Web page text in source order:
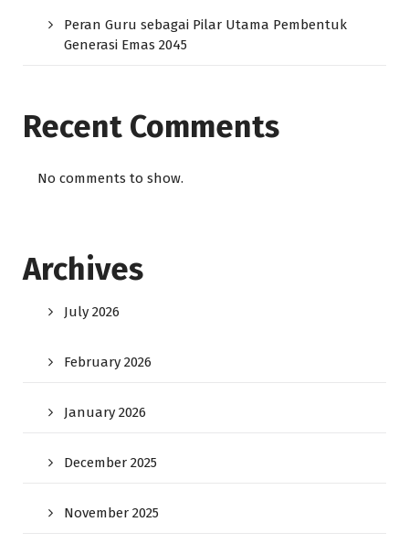
Peran Guru sebagai Pilar Utama Pembentuk
Generasi Emas 2045
Recent Comments
No comments to show.
Archives
July 2026
February 2026
January 2026
December 2025
November 2025